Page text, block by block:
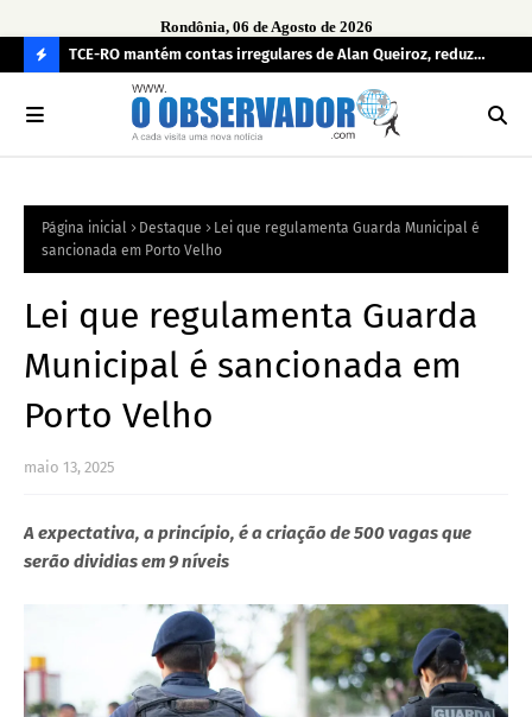
Rondônia, 06 de Agosto de 2026
O
R
TCE-RO mantém contas irregulares de Alan Queiroz, reduz
multa e caso pode gerar Inelegibilidade
Página inicial Destaque
Lei que regulamenta Guarda Municipal é
sancionada em Porto Velho
Lei que regulamenta Guarda
Municipal é sancionada em
Porto Velho
maio 13, 2025
A expectativa, a princípio, é a criação de 500 vagas que
serão dividias em 9 níveis